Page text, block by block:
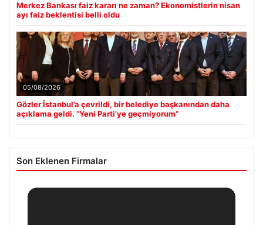
Merkez Bankası faiz kararı ne zaman? Ekonomistlerin nisan
ayı faiz beklentisi belli oldu
05/08/2026
Gözler İstanbul’a çevrildi, bir belediye başkanından daha
açıklama geldi. “Yeni Parti’ye geçmiyorum”
Son Eklenen Firmalar